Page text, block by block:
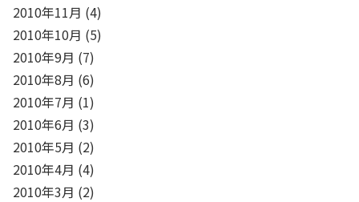
2010年11月 (4)
2010年10月 (5)
2010年9月 (7)
2010年8月 (6)
2010年7月 (1)
2010年6月 (3)
2010年5月 (2)
2010年4月 (4)
2010年3月 (2)